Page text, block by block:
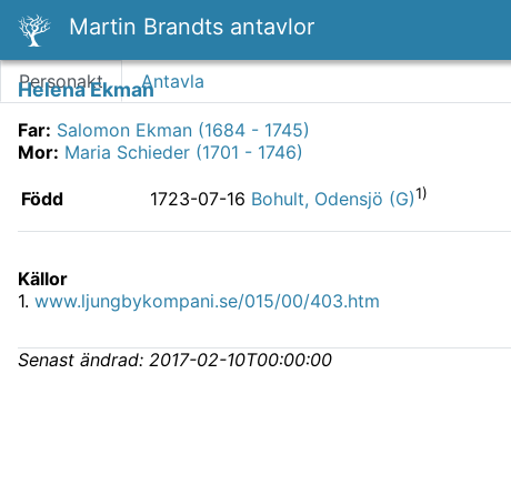
Martin Brandts antavlor
Personakt Antavla
Helena Ekman
Far: Salomon Ekman (1684 - 1745)
Mor: Maria Schieder (1701 - 1746)
Född 1723-07-16 Bohult, Odensjö (G)1)
Källor
1. www.ljungbykompani.se/015/00/403.htm
Senast ändrad: 2017-02-10T00:00:00